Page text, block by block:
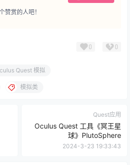
赞赏的人吧！
0 0
Quest 模拟
模拟类
Quest应用
Oculus Quest 工具《冥王星
球》PlutoSphere
2024-3-23 19:33:43